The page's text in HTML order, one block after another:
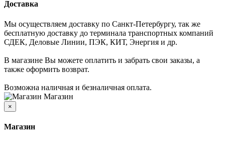
Доставка
Мы осуществляем доставку по Санкт-Петербургу, так же
бесплатную доставку до терминала транспортных компаний
СДЕК, Деловые Линии, ПЭК, КИТ, Энергия и др.
В магазине Вы можете оплатить и забрать свои заказы, а
также оформить возврат.
Возможна наличная и безналичная оплата.
Магазин
×
Магазин